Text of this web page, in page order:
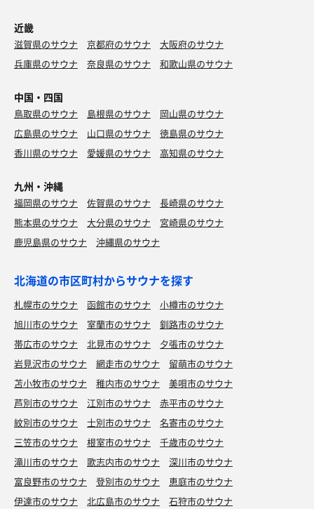
近畿
滋賀県のサウナ 京都府のサウナ
大阪府のサウナ
兵庫県のサウナ
奈良県のサウナ 和歌山県のサウナ
中国・四国
鳥取県のサウナ 島根県のサウナ
岡山県のサウナ
広島県のサウナ
山口県のサウナ
徳島県のサウナ
香川県のサウナ
愛媛県のサウナ 高知県のサウナ
九州・沖縄
福岡県のサウナ 佐賀県のサウナ
長崎県のサウナ
熊本県のサウナ
大分県のサウナ
宮崎県のサウナ
鹿児島県のサウナ
沖縄県のサウナ
北海道の市区町村からサウナを探す
札幌市のサウナ 函館市のサウナ
小樽市のサウナ
旭川市のサウナ
室蘭市のサウナ
釧路市のサウナ
帯広市のサウナ
北見市のサウナ
夕張市のサウナ
岩見沢市のサウナ
網走市のサウナ
留萌市のサウナ
苫小牧市のサウナ
稚内市のサウナ
美唄市のサウナ
芦別市のサウナ
江別市のサウナ
赤平市のサウナ
紋別市のサウナ
士別市のサウナ
名寄市のサウナ
三笠市のサウナ
根室市のサウナ
千歳市のサウナ
滝川市のサウナ
歌志内市のサウナ
深川市のサウナ
富良野市のサウナ
登別市のサウナ
恵庭市のサウナ
伊達市のサウナ
北広島市のサウナ
石狩市のサウナ